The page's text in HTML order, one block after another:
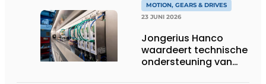
MOTION, GEARS & DRIVES
23 JUNI 2026
Jongerius Hanco
waardeert technische
ondersteuning van